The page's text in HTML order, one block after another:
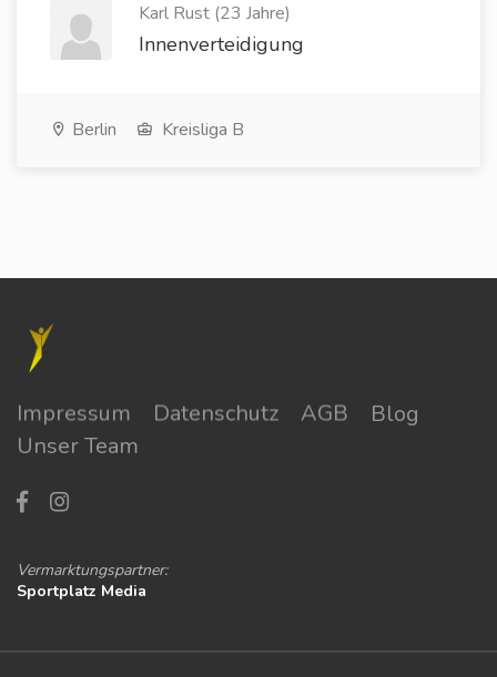
Karl Rust (23 Jahre)
Innenverteidigung
Berlin Kreisliga B
Impressum Datenschutz AGB
Blog
Unser Team
Vermarktungspartner:
Sportplatz Media